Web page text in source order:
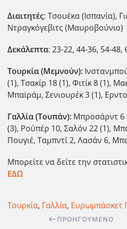
Διαιτητές: Τσουέκα (Ισπανία),
Ντραγκόγεβιτς (Μαυροβούνιο)
Δεκάλεπτα: 23-22, 44-36, 54-48,
Τουρκία (Μεμνούν):
(1), Τσακίρ 18 (1), Φιτίκ 8 (1),
Μπαϊράμ, Σενιουρέκ 3 (1),
Γαλλία (Τουπάν): Μπροσάρντ 6
(3), Ρούπέρ 10, Σαλόν 22 (1),
Πουγιέ, Ταμπντί 2, Λασάν 6,
Μπορείτε να δείτε την
ΕΔΩ
Τουρκία, Γαλλία, Ευρωμπάσκετ
ΠΡΟΗΓΟΎΜΕΝΟ